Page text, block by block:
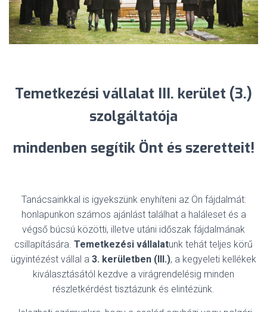
Temetkezési vállalat III. kerület (3.)
szolgáltatója
mindenben segítik Önt és szeretteit!
Tanácsainkkal is igyekszünk enyhíteni az Ön fájdalmát:
honlapunkon számos ajánlást találhat a haláleset és a
végső búcsú közötti, illetve utáni időszak fájdalmának
csillapítására. Temetkezési vállalatunk tehát teljes körű
ügyintézést vállal a 3. kerületben (III.), a kegyeleti kellékek
kiválasztásától kezdve a virágrendelésig minden
részletkérdést tisztázunk és elintézünk.